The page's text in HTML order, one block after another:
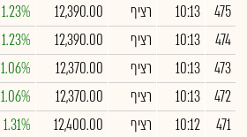
475
10:13 רציף 12,390.00
1.23%
474
10:13 רציף 12,390.00
1.23%
473
10:13 רציף 12,370.00
1.06%
472
10:13 רציף 12,370.00
1.06%
471
10:12 רציף 12,400.00
1.31%